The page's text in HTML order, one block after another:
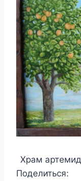
Храм
Поделиться: